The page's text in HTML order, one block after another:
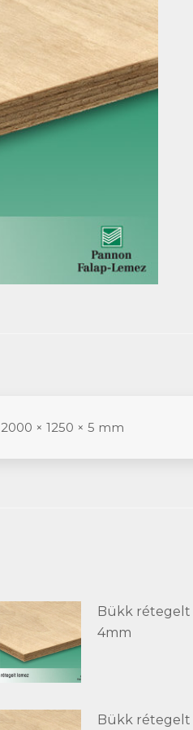
2000 × 1250 × 5 mm
Bükk rétegelt
4mm
Bükk rétegelt